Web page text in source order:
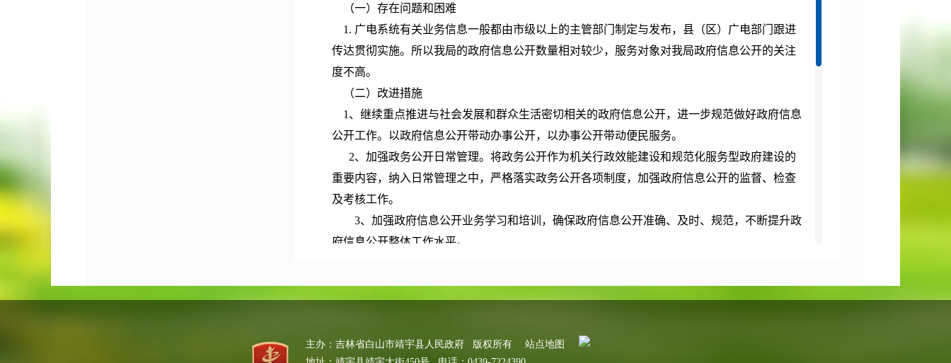
（一）存在问题和困难
1. 广电系统有关业务信息一般都由市级以上的主管部门制定与发布，县（区）广电部门跟进
传达贯彻实施。所以我局的政府信息公开数量相对较少，服务对象对我局政府信息公开的关注
度不高。
（二）改进措施
1 、继续重点推进与社会发展和群众生活密切相关的政府信息公开，进一步规范做好政府信息
公开工作。以政府信息公开带动办事公开，以办事公开带动便民服务。
2、加强政务公开日常管理。将政务公开作为机关行政效能建设和规范化服务型政府建设的
重要内容，纳入日常管理之中，严格落实政务公开各项制度，加强政府信息公开的监督、检查
及考核工作。
3、加强政府信息公开业务学习和培训，确保政府信息公开准确、及时、规范，不断提升政
府信息公开整体工作水平。
靖宇县广播电视管理局
二零一二年三月十五日